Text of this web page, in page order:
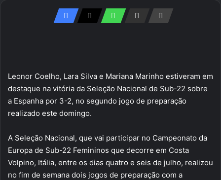
Leonor Coelho, Lara Silva e Mariana Marinho estiveram em
destaque na vitória da Seleção Nacional de Sub-22 sobre
a Espanha por 3-2, no segundo jogo de preparação
realizado este domingo.
A Seleção Nacional, que vai participar no Campeonato da
Europa de Sub-22 Femininos que decorre em Costa
Volpino, Itália, entre os dias quatro e seis de julho, realizou
no fim de semana dois jogos de preparação com a